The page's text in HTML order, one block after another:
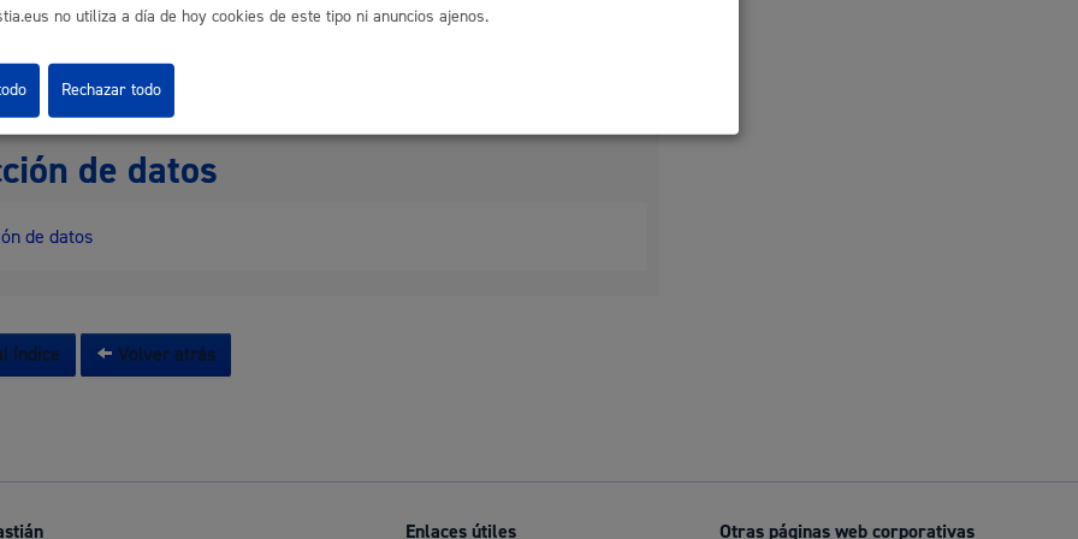
cultural
Calendario fiscal
relacionados
en Gaztelekus y Haurtxokos
de datos
de datos
índice Volver atrás
Enlaces útiles Otras páginas web corporativas
no utiliza a día de hoy cookies de este tipo ni anuncios ajenos.
Rechazar todo